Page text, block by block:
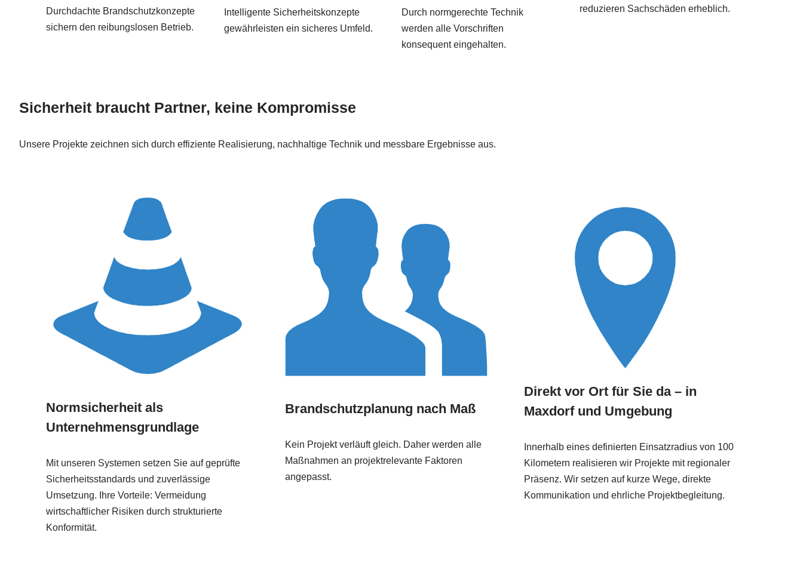
Durchdachte Brandschutzkonzepte
sichern den reibungslosen Betrieb.
Intelligente Sicherheitskonzepte
gewährleisten ein sicheres Umfeld.
Durch normgerechte Technik
werden alle Vorschriften
konsequent eingehalten.
reduzieren Sachschäden erheblich.
Sicherheit braucht Partner, keine Kompromisse
Unsere Projekte zeichnen sich durch effiziente Realisierung, nachhaltige Technik und messbare Ergebnisse aus.
Normsicherheit als
Unternehmensgrundlage
Mit unseren Systemen setzen Sie auf geprüfte
Sicherheitsstandards und zuverlässige
Umsetzung. Ihre Vorteile: Vermeidung
wirtschaftlicher Risiken durch strukturierte
Konformität.
Brandschutzplanung nach Maß
Kein Projekt verläuft gleich. Daher werden alle
Maßnahmen an projektrelevante Faktoren
angepasst.
Direkt vor Ort für Sie da – in
Maxdorf und Umgebung
Innerhalb eines definierten Einsatzradius von 100
Kilometern realisieren wir Projekte mit regionaler
Präsenz. Wir setzen auf kurze Wege, direkte
Kommunikation und ehrliche Projektbegleitung.